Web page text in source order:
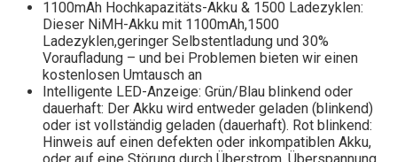
1100mAh Hochkapazitäts-Akku & 1500 Ladezyklen:
Dieser NiMH-Akku mit 1100mAh,1500
Ladezyklen,geringer Selbstentladung und 30%
Voraufladung – und bei Problemen bieten wir einen
kostenlosen Umtausch an
Intelligente LED-Anzeige: Grün/Blau blinkend oder
dauerhaft: Der Akku wird entweder geladen (blinkend)
oder ist vollständig geladen (dauerhaft). Rot blinkend:
Hinweis auf einen defekten oder inkompatiblen Akku,